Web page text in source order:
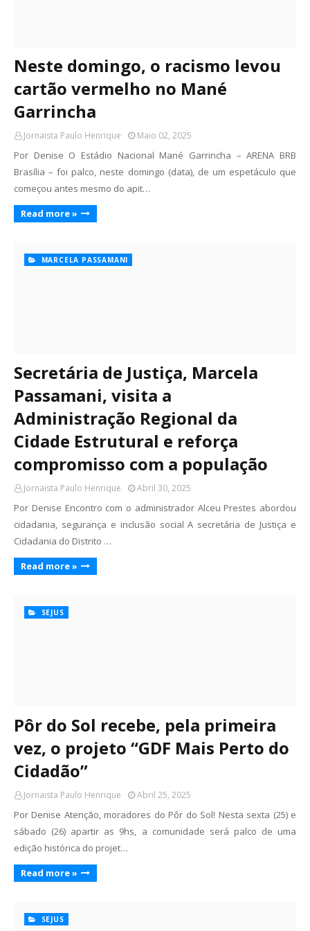
Neste domingo, o racismo levou
cartão vermelho no Mané
Garrincha
Jornaista Paulo Henrique Maio 02, 2025
Por Denise O Estádio Nacional Mané Garrincha – ARENA BRB
Brasília – foi palco, neste domingo (data), de um espetáculo que
começou antes mesmo do apit…
Read more »
MARCELA PASSAMANI
Secretária de Justiça, Marcela
Passamani, visita a
Administração Regional da
Cidade Estrutural e reforça
compromisso com a população
Jornaista Paulo Henrique Abril 30, 2025
Por Denise Encontro com o administrador Alceu Prestes abordou
cidadania, segurança e inclusão social A secretária de Justiça e
Cidadania do Distrito …
Read more »
SEJUS
Pôr do Sol recebe, pela primeira
vez, o projeto “GDF Mais Perto do
Cidadão”
Jornaista Paulo Henrique Abril 25, 2025
Por Denise Atenção, moradores do Pôr do Sol! Nesta sexta (25) e
sábado (26) apartir as 9hs, a comunidade será palco de uma
edição histórica do projet…
Read more »
SEJUS